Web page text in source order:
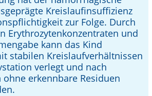
Kreislaufinsuffizienz
zur Folge. Durch
Erythrozytenkonzentraten und
kann das Kind
stabilen Kreislaufverhältnissen
verlegt und nach
ohne erkennbare Residuen